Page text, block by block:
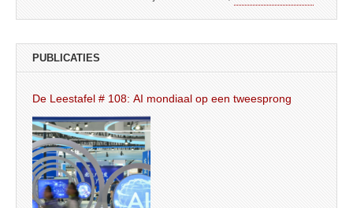
PUBLICATIES
De Leestafel # 108: AI mondiaal op een tweesprong